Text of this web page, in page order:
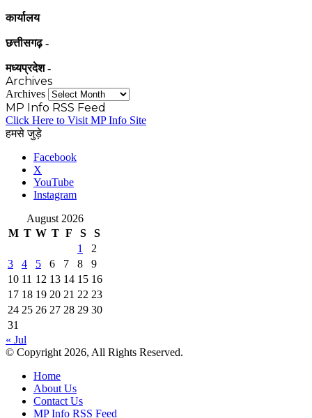
कार्यालय
छत्तीसगढ़ -
मध्यप्रदेश -
Archives
Archives
MP Info RSS Feed
Click Here to Visit MP Info Site
हमसे जुड़े
Facebook
X
YouTube
Instagram
August 2026
M T W T F S
S
1
2
3
4 5 6 7 8
9
10 11 12 13 14 15 16
17 18 19 20 21 22 23
24 25 26 27 28 29 30
31
« Jul
© Copyright 2026, All Rights Reserved.
Home
About Us
Contact Us
MP Info RSS Feed